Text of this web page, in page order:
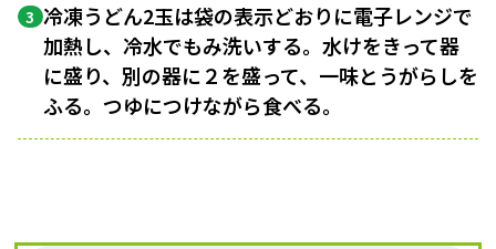
3 冷凍うどん2玉は袋の表示どおりに電子レンジで
加熱し、冷水でもみ洗いする。水けをきって器
に盛り、別の器に２を盛って、一味とうがらしを
ふる。つゆにつけながら食べる。